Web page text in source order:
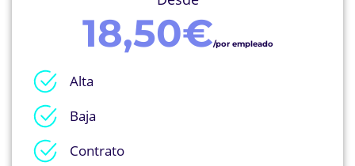
18,50€/por empleado
Alta
Baja
Contrato